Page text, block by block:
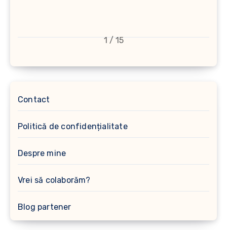
1 / 15
Contact
Politică de confidențialitate
Despre mine
Vrei să colaborăm?
Blog partener